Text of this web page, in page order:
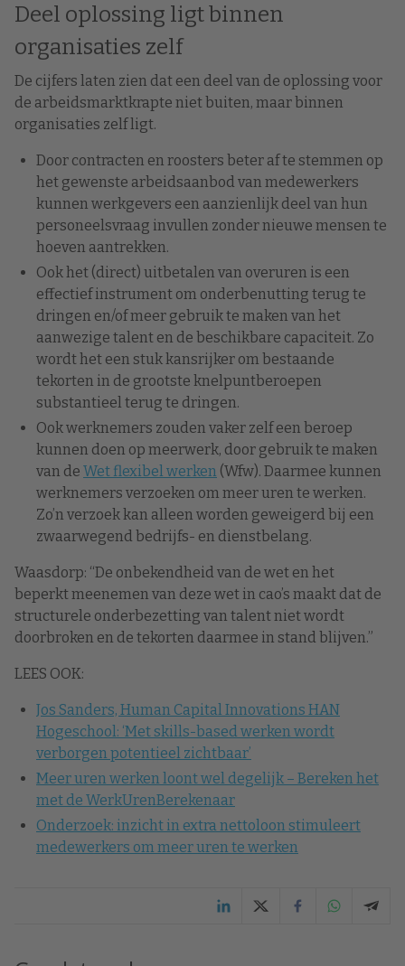
Deel oplossing ligt binnen
organisaties zelf
De cijfers laten zien dat een deel van de oplossing voor
de arbeidsmarktkrapte niet buiten, maar binnen
organisaties zelf ligt.
Door contracten en roosters beter af te stemmen op
het gewenste arbeidsaanbod van medewerkers
kunnen werkgevers een aanzienlijk deel van hun
personeelsvraag invullen zonder nieuwe mensen te
hoeven aantrekken.
Ook het (direct) uitbetalen van overuren is een
effectief instrument om onderbenutting terug te
dringen en/of meer gebruik te maken van het
aanwezige talent en de beschikbare capaciteit. Zo
wordt het een stuk kansrijker om bestaande
tekorten in de grootste knelpuntberoepen
substantieel terug te dringen.
Ook werknemers zouden vaker zelf een beroep
kunnen doen op meerwerk, door gebruik te maken
van de Wet flexibel werken (Wfw). Daarmee kunnen
werknemers verzoeken om meer uren te werken.
Zo’n verzoek kan alleen worden geweigerd bij een
zwaarwegend bedrijfs- en dienstbelang.
Waasdorp: “De onbekendheid van de wet en het
beperkt meenemen van deze wet in cao’s maakt dat de
structurele onderbezetting van talent niet wordt
doorbroken en de tekorten daarmee in stand blijven.”
LEES OOK:
Jos Sanders, Human Capital Innovations HAN
Hogeschool: ‘Met skills-based werken wordt
verborgen potentieel zichtbaar’
Meer uren werken loont wel degelijk – Bereken het
met de WerkUrenBerekenaar
Onderzoek: inzicht in extra nettoloon stimuleert
medewerkers om meer uren te werken